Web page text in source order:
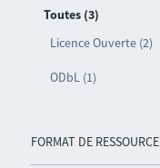
Toutes (3)
Licence Ouverte (2)
ODbL (1)
FORMAT DE RESSOURCE